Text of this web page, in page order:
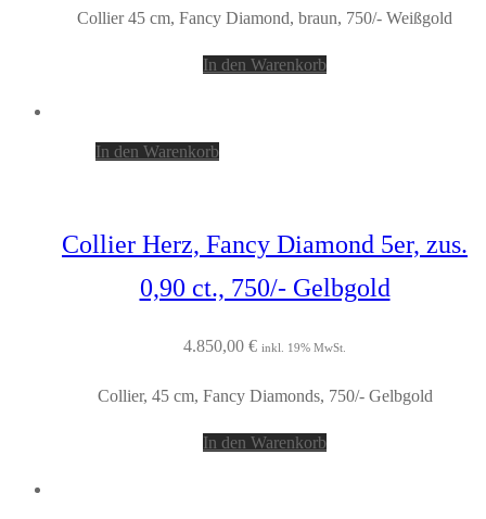
Collier 45 cm, Fancy Diamond, braun, 750/- Weißgold
In den Warenkorb
In den Warenkorb
Collier Herz, Fancy Diamond 5er, zus.
0,90 ct., 750/- Gelbgold
4.850,00 € inkl. 19% MwSt.
Collier, 45 cm, Fancy Diamonds, 750/- Gelbgold
In den Warenkorb